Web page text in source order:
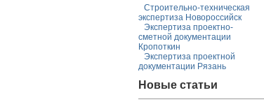
Строительно-техническая
экспертиза Новороссийск
Экспертиза проектно-
сметной документации
Кропоткин
Экспертиза проектной
документации Рязань
Новые статьи